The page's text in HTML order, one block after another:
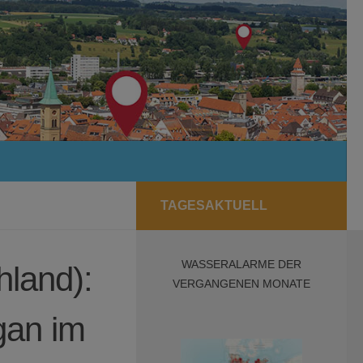
im
TAGESAKTUELL
WASSERALARME DER
VERGANGENEN MONATE